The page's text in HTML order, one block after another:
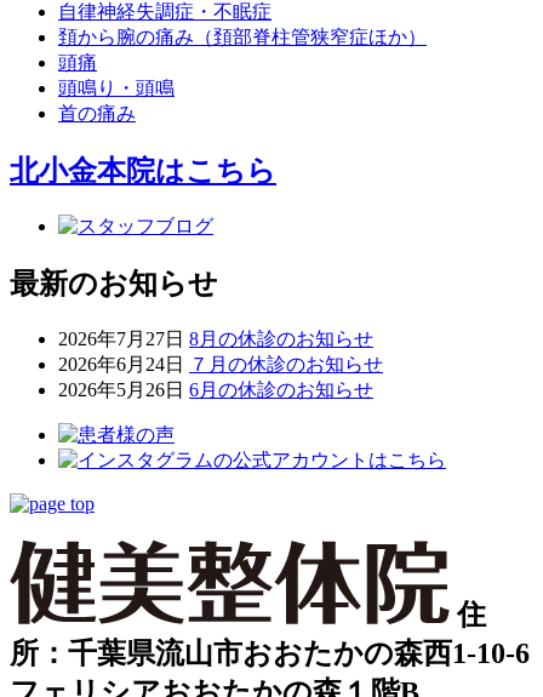
自律神経失調症・不眠症
頚から腕の痛み（頚部脊柱管狭窄症ほか）
頭痛
頭鳴り・頭鳴
首の痛み
北小金本院はこちら
最新のお知らせ
2026年7月27日 8月の休診のお知らせ
2026年6月24日
７月の休診のお知らせ
2026年5月26日 6月の休診のお知らせ
住
所：千葉県流山市おおたかの森西1-10-6